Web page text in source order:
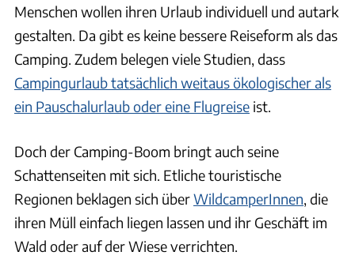
Menschen wollen ihren Urlaub individuell und autark
gestalten. Da gibt es keine bessere Reiseform als das
Camping. Zudem belegen viele Studien, dass
Campingurlaub tatsächlich weitaus ökologischer als
ein Pauschalurlaub oder eine Flugreise ist.
Doch der Camping-Boom bringt auch seine
Schattenseiten mit sich. Etliche touristische
Regionen beklagen sich überWildcamperInnen , die
ihren Müll einfach liegen lassen und ihr Geschäft im
Wald oder auf der Wiese verrichten.